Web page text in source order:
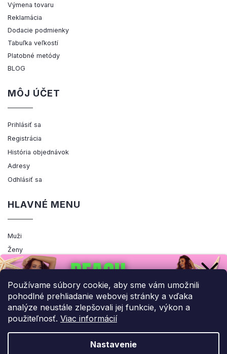
Používame súbory cookie, aby sme vám umožnili
pohodlné prehliadanie webovej stránky a vďaka
analýze neustále zlepšovali jej funkcie, výkon a
použiteľnosť. Viac informácií
Nastavenie
Výmena tovaru
Reklamácia
Dodacie podmienky
Tabuľka veľkostí
Platobné metódy
BLOG
MÔJ ÚČET
Prihlásiť sa
Registrácia
História objednávok
Adresy
Odhlásiť sa
HLAVNÉ MENU
Muži
Ženy
Výpredaj